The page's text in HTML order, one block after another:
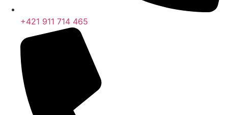
+421 911 714 465